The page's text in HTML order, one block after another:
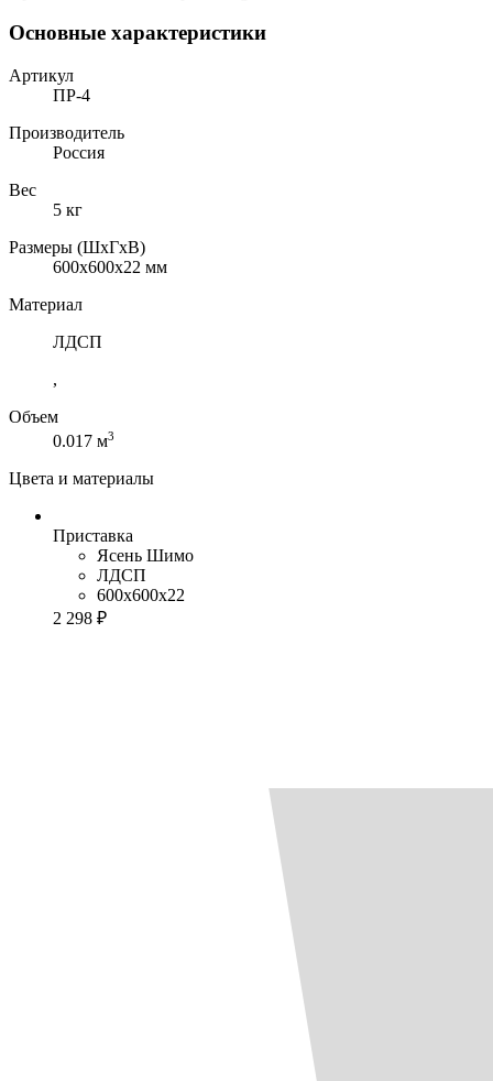
Основные характеристики
Артикул
ПР-4
Производитель
Россия
Вес
5 кг
Размеры (ШхГхВ)
600x600x22 мм
Материал
ЛДСП
,
Объем
0.017 м3
Цвета и материалы
Приставка
Ясень Шимо
ЛДСП
600x600x22
2 298 ₽